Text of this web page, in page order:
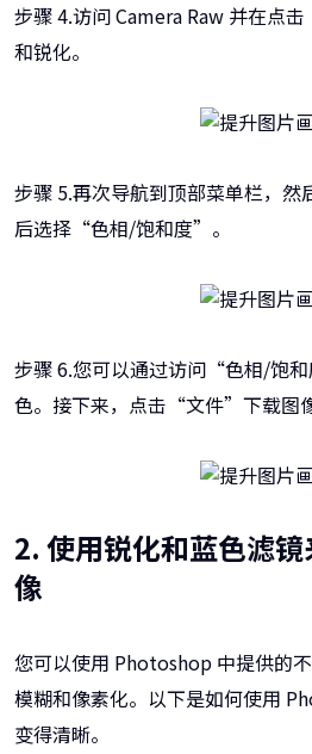
步骤 4.访问 Camera Raw 并在点
和锐化。
步骤 5.再次导航到顶部菜单栏，
后选择“色相/饱和度”。
步骤 6.您可以通过访问“色相/饱
色。接下来，点击“文件”下载图
2. 使用锐化和蓝色滤
像
您可以使用 Photoshop 中提供的
模糊和像素化。以下是如何使用
变得清晰。